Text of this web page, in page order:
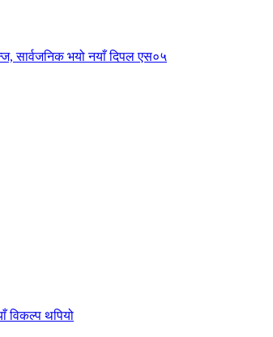
सार्वजनिक भयो नयाँ दिपल एस०५